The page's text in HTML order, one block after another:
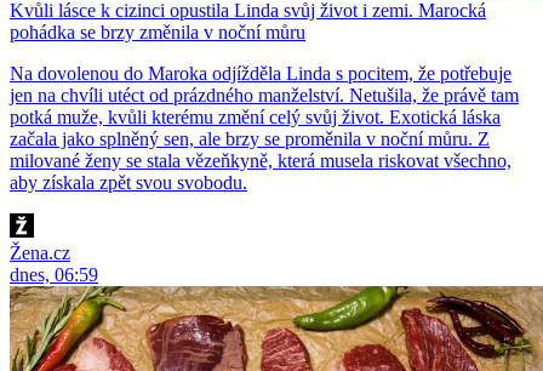
Kvůli lásce k cizinci opustila Linda svůj život i zemi. Marocká
pohádka se brzy změnila v noční můru
Na dovolenou do Maroka odjížděla Linda s pocitem, že potřebuje
jen na chvíli utéct od prázdného manželství. Netušila, že právě tam
potká muže, kvůli kterému změní celý svůj život. Exotická láska
začala jako splněný sen, ale brzy se proměnila v noční můru. Z
milované ženy se stala vězeňkyně, která musela riskovat všechno,
aby získala zpět svou svobodu.
Žena.cz
dnes, 06:59